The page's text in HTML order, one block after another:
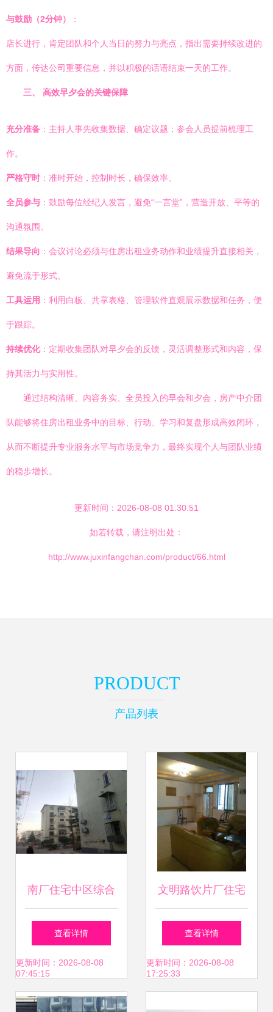
与鼓励（2分钟） ：
店长进行，肯定团队和个人当日的努力与亮点，指出需要持续改进的
方面，传达公司重要信息，并以积极的话语结束一天的工作。
三、 高效早夕会的关键保障
充分准备 ：主持人事先收集数据、确定议题；参会人员提前梳理工
作。
严格守时 ：准时开始，控制时长，确保效率。
全员参与 ：鼓励每位经纪人发言，避免“一言堂”，营造开放、平等的
沟通氛围。
结果导向 ：会议讨论必须与住房出租业务动作和业绩提升直接相关，
避免流于形式。
工具运用 ：利用白板、共享表格、管理软件直观展示数据和任务，便
于跟踪。
持续优化：定期收集团队对早夕会的反馈，灵活调整形式和内容，保
持其活力与实用性。
通过结构清晰、内容务实、全员投入的早会和夕会，房产中介团
队能够将住房出租业务中的目标、行动、学习和复盘形成高效闭环，
从而不断提升专业服务水平与市场竞争力，最终实现个人与团队业绩
的稳步增长。
更新时间：2026-08-08 01:30:51
如若转载，请注明出处：
http://www.juxinfangchan.com/product/66.html
PRODUCT
产品列表
南厂住宅中区综合
评析 优缺点、居住
体验与周边房产中
介口碑
查看详情
更新时间：2026-08-08
07:45:15
文明路饮片厂住宅
中介房产租售专区
住房出租信息平台
查看详情
更新时间：2026-08-08
17:25:33